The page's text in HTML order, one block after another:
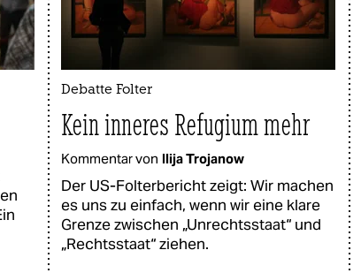
Debatte Folter
Kein inneres Refugium mehr
Kommentar von Ilija Trojanow
Der US-Folterbericht zeigt: Wir machen
es uns zu einfach, wenn wir eine klare
Grenze zwischen „Unrechtsstaat“ und
„Rechtsstaat“ ziehen.